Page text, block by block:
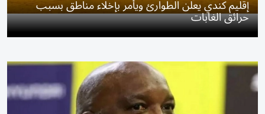
إقليم كندي يعلن الطوارئ ويأمر بإخلاء مناطق بسبب
حرائق الغابات